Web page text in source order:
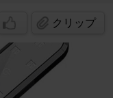
クリップ